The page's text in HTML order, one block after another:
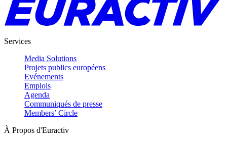
Services
Media Solutions
Projets publics européens
Evénements
Emplois
Agenda
Communiqués de presse
Members’ Circle
À Propos d'Euractiv